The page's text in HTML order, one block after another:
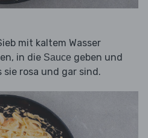
mit kaltem Wasser
in die Sauce geben und
rosa und gar sind.